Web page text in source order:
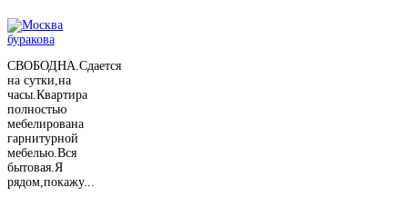
СВОБОДНА.Сдается
на сутки,на
часы.Квартира
полностью
мебелирована
гарнитурной
мебелью.Вся
бытовая.Я
рядом,покажу...